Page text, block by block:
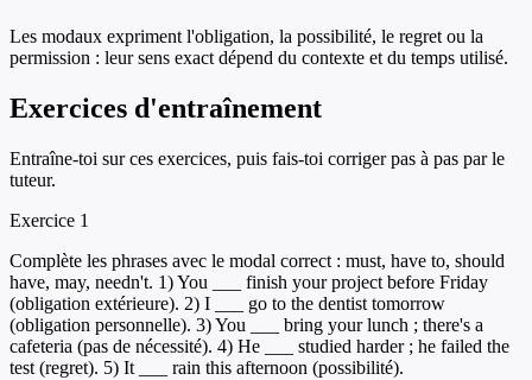
Les modaux expriment l'obligation, la possibilité, le regret ou la
permission : leur sens exact dépend du contexte et du temps utilisé.
Exercices d'entraînement
Entraîne-toi sur ces exercices, puis fais-toi corriger pas à pas par le
tuteur.
Exercice 1
Complète les phrases avec le modal correct : must, have to, should
have, may, needn't. 1) You ___ finish your project before Friday
(obligation extérieure). 2) I ___ go to the dentist tomorrow
(obligation personnelle). 3) You ___ bring your lunch ; there's a
cafeteria (pas de nécessité). 4) He ___ studied harder ; he failed the
test (regret). 5) It ___ rain this afternoon (possibilité).